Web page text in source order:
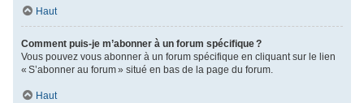
Haut
Comment puis-je m’abonner à un forum spécifique ?
Vous pouvez vous abonner à un forum spécifique en cliquant sur le lien
« S’abonner au forum » situé en bas de la page du forum.
Haut